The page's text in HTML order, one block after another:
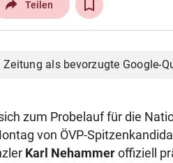
Teilen
Zeitung als bevorzugte Google-
zum Probelauf für die
von ÖVP-
Karl Nehammeroffiziell